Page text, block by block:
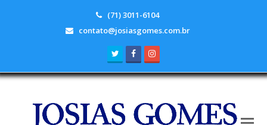
(71) 3011-6104
contato@josiasgomes.com.br
TwitterFacebook